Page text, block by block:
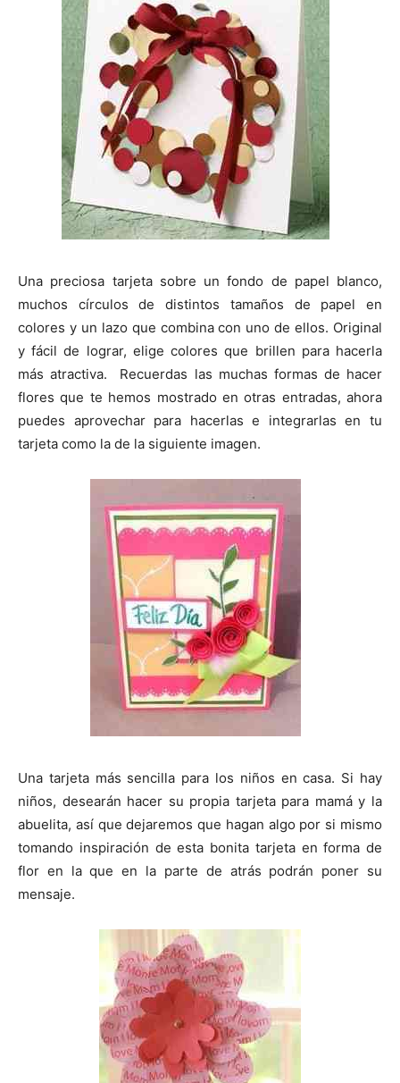
Una preciosa tarjeta sobre un fondo de papel blanco,
muchos círculos de distintos tamaños de papel en
colores y un lazo que combina con uno de ellos. Original
y fácil de lograr, elige colores que brillen para hacerla
más atractiva. Recuerdas las muchas formas de hacer
flores que te hemos mostrado en otras entradas, ahora
puedes aprovechar para hacerlas e integrarlas en tu
tarjeta como la de la siguiente imagen.
Una tarjeta más sencilla para los niños en casa. Si hay
niños, desearán hacer su propia tarjeta para mamá y la
abuelita, así que dejaremos que hagan algo por si mismo
tomando inspiración de esta bonita tarjeta en forma de
flor en la que en la parte de atrás podrán poner su
mensaje.